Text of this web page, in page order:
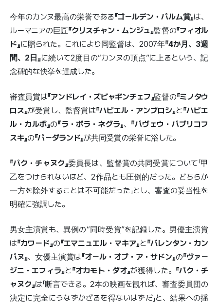
今年のカンヌ最高の栄誉である『ゴールデン・パルム賞』は、
ルーマニアの巨匠『クリスチャン・ムンジュ』監督の『フィオル
ド』に贈られた。これにより同監督は、2007年『4か月、3週
間、2日』に続いて2度目の“カンヌの頂点”に上るという、記
念碑的な快挙を達成した。
審査員賞は『アンドレイ・ズビャギンチェフ』監督の『ミノタウ
ロス』が受賞し、監督賞は『ハビエル・アンブロシ』と『ハビエ
ル・カルボ』の『ラ・ボラ・ネグラ』、 『パヴェウ・パブリコフ
スキ』の『パーダランド』が共同受賞の栄誉に浴した。
『パク・チャヌク』委員長は、監督賞の共同受賞について「甲
乙をつけられないほど、2作品とも圧倒的だった。どちらか
一方を除外することは不可能だった」とし、審査の妥当性を
明確に強調した。
男女主演賞も、異例の“同時受賞”を記録した。男優主演賞
は『カワード』の『エマニュエル・マキア』と『バレンタン・カン
パヌ』、女優主演賞は『オール・オブ・ア・サドン』の『ヴァー
ジニ・エフィラ』と『オカモト・ダオ』が獲得した。 『パク・チ
ャヌク』は「断言できる。2本の映画を観れば、審査委員団の
決定に完全にうなずかざるを得ないはずだ」と、結果への揺